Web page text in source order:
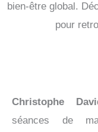
bien-être global.
pour
Christophe
séances de